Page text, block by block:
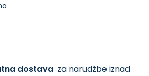
dostavaza narudžbe iznad